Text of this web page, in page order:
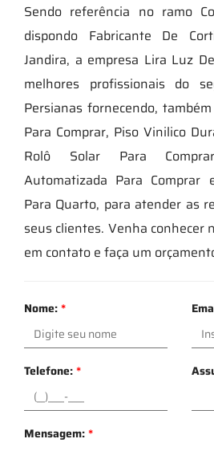
Sendo referência no ramo
dispondo Fabricante De
Jandira, a empresa Lira Luz
melhores profissionais do
Persianas fornecendo,
Para Comprar, Piso Vinilico
Rolô Solar Para
Automatizada Para Comprar
Para Quarto, para atender as
seus clientes. Venha conhecer
em contato e faça um
Nome:*
Telefone:*
Mensagem:*